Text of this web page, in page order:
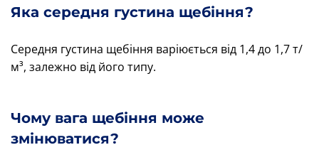
Яка середня густина щебіння?
Середня густина щебіння варіюється від 1,4 до 1,7 т/
м³, залежно від його типу.
Чому вага щебіння може
змінюватися?